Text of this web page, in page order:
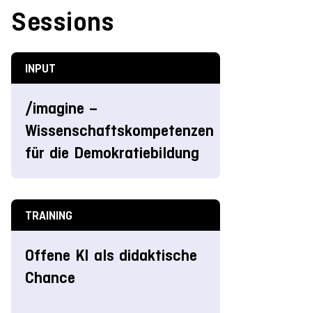
Sessions
INPUT
/imagine –
Wissenschaftskompetenzen
für die Demokratiebildung
TRAINING
Offene KI als didaktische
Chance